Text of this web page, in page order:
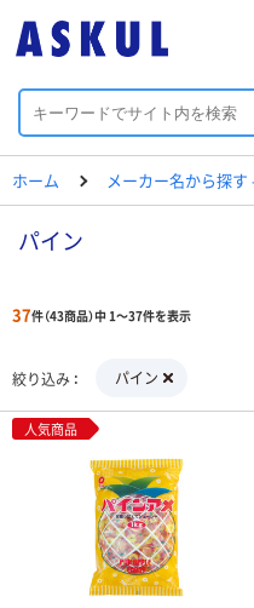
ホーム メーカー名から探す -
パイン
37件（43商品）中 1～37件を表示
絞り込み パイン
人気商品